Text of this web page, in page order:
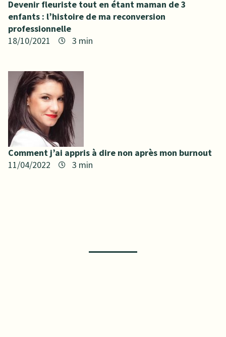
Devenir fleuriste tout en étant maman de 3
enfants : l’histoire de ma reconversion
professionnelle
18/10/2021
Comment j’ai appris à dire non après mon burnout
11/04/2022